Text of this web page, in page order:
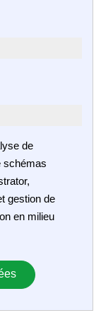
de
schémas
gestion de
en milieu